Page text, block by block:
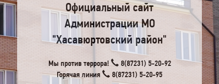
Официальный сайт
Администрации МО
"Хасавюртовский район"
Мы против террора!
8(87231) 5-20-92
Горячая линия
8(87231) 5-20-95